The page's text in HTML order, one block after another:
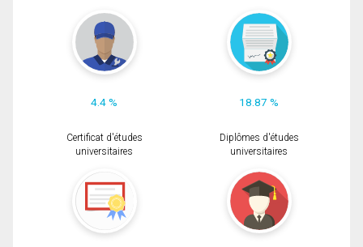
4.4 % 18.87 %
Certificat d'études
universitaires
Diplômes d'études
universitaires